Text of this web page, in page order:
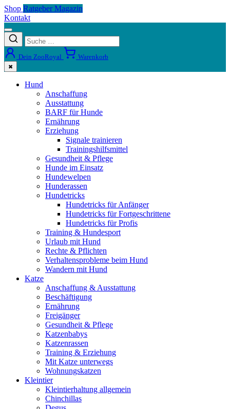
Shop Ratgeber Magazin
Kontakt
Dein ZooRoyal Warenkorb
✖
Hund
Anschaffung
Ausstattung
BARF für Hunde
Ernährung
Erziehung
Signale trainieren
Trainingshilfsmittel
Gesundheit & Pflege
Hunde im Einsatz
Hundewelpen
Hunderassen
Hundetricks
Hundetricks für Anfänger
Hundetricks für Fortgeschrittene
Hundetricks für Profis
Training & Hundesport
Urlaub mit Hund
Rechte & Pflichten
Verhaltensprobleme beim Hund
Wandern mit Hund
Katze
Anschaffung & Ausstattung
Beschäftigung
Ernährung
Freigänger
Gesundheit & Pflege
Katzenbabys
Katzenrassen
Training & Erziehung
Mit Katze unterwegs
Wohnungskatzen
Kleintier
Kleintierhaltung allgemein
Chinchillas